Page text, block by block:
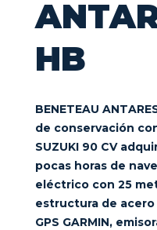
HB
BENETEAU
de conservación
SUZUKI 90 CV
pocas horas de
eléctrico con 25
estructura de acero
GPS GARMIN,